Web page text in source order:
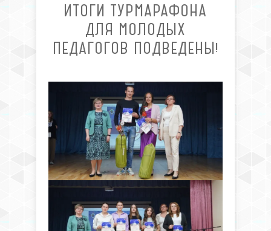
ИТОГИ ТУРМАРАФОНА
ДЛЯ МОЛОДЫХ
ПЕДАГОГОВ ПОДВЕДЕНЫ!